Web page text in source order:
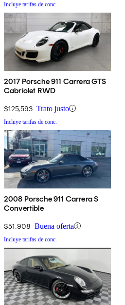
Incluye tarifas de conc.
2017 Porsche 911 Carrera GTS
Cabriolet RWD
$125,593 Trato justo
Incluye tarifas de conc.
2008 Porsche 911 Carrera S
Convertible
$51,908 Buena oferta
Incluye tarifas de conc.